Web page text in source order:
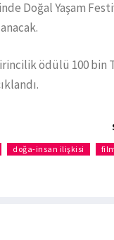
Doğal Yaşam
ödülü 100
doğa-insan ilişkisi